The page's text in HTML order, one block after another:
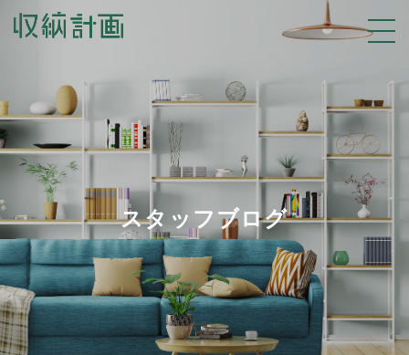
スタッフブログ